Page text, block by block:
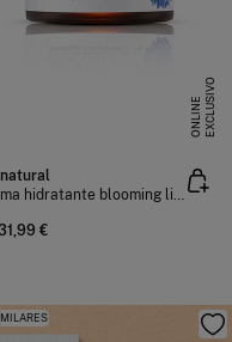
E
X
C
L
U
SI
V
O
O
N
L
I
N
E
Crema hidratante blooming lifting
€